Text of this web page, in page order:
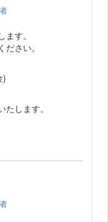
す。
さい。
)
します。